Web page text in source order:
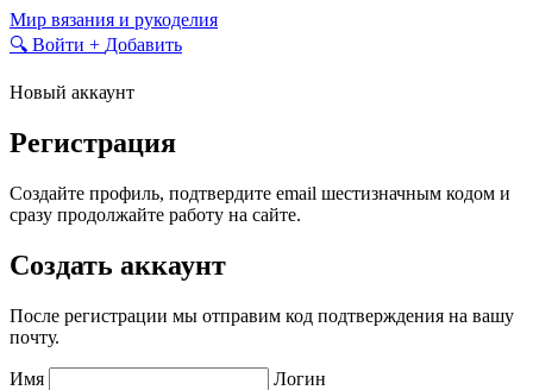
Skip
to
Мир вязания и рукоделия
🔍 Войти + Добавить
Новый аккаунт
Регистрация
Создайте профиль, подтвердите email шестизначным кодом и
сразу продолжайте работу на сайте.
Создать аккаунт
После регистрации мы отправим код подтверждения на вашу
почту.
Имя Логин